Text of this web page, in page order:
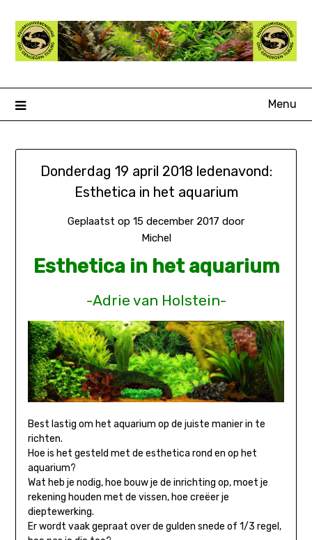
naar
inhoud
Menu
Donderdag 19 april 2018 ledenavond:
Esthetica in het aquarium
Geplaatst op 15 december 2017 door
Michel
Esthetica in het aquarium
-Adrie van Holstein-
Best lastig om het aquarium op de juiste manier in te
richten.
Hoe is het gesteld met de esthetica rond en op het
aquarium?
Wat heb je nodig, hoe bouw je de inrichting op, moet je
rekening houden met de vissen, hoe creëer je
dieptewerking.
Er wordt vaak gepraat over de gulden snede of 1/3 regel,